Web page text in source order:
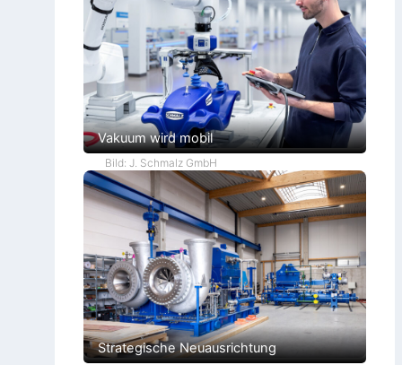
Vakuum wird mobil
Bild: J. Schmalz GmbH
Strategische Neuausrichtung